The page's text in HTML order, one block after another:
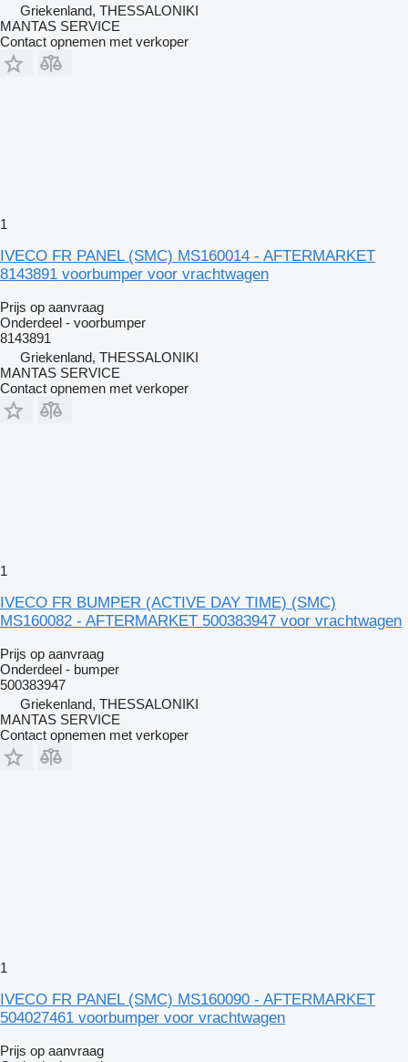
Griekenland, THESSALONIKI
MANTAS SERVICE
Contact opnemen met verkoper
1
IVECO FR PANEL (SMC) MS160014 - AFTERMARKET
8143891 voorbumper voor vrachtwagen
Prijs op aanvraag
Onderdeel - voorbumper
8143891
Griekenland, THESSALONIKI
MANTAS SERVICE
Contact opnemen met verkoper
1
IVECO FR BUMPER (ACTIVE DAY TIME) (SMC)
MS160082 - AFTERMARKET 500383947 voor vrachtwagen
Prijs op aanvraag
Onderdeel - bumper
500383947
Griekenland, THESSALONIKI
MANTAS SERVICE
Contact opnemen met verkoper
1
IVECO FR PANEL (SMC) MS160090 - AFTERMARKET
504027461 voorbumper voor vrachtwagen
Prijs op aanvraag